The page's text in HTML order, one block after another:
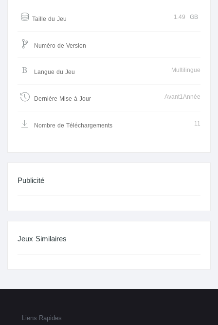
Taille du Jeu 1.49 GB
Numéro de Version
Langue du Jeu Multilingue
Dernière Mise à Jour Avant1Année
Nombre de Téléchargements 11
Publicité
Jeux Similaires
Liens Rapides